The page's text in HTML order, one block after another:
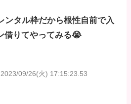
ンタル枠だから根性自前で入
借りてやってみる😭
2023/09/26(火) 17:15:23.53